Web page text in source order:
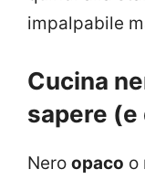
impalpabile
Cucina
sapere (e
Nero opaco o